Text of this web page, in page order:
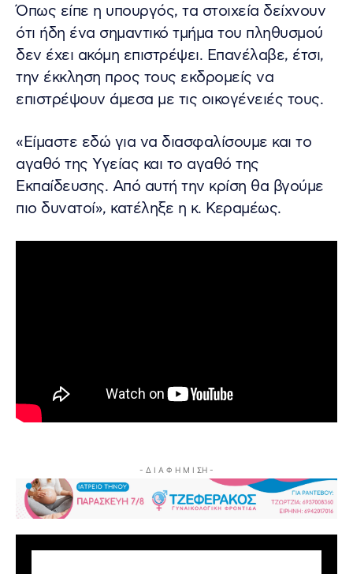
Όπως είπε η υπουργός, τα στοιχεία δείχνουν
ότι ήδη ένα σημαντικό τμήμα του πληθυσμού
δεν έχει ακόμη επιστρέψει. Επανέλαβε, έτσι,
την έκκληση προς τους εκδρομείς να
επιστρέψουν άμεσα με τις οικογένειές τους.
«Είμαστε εδώ για να διασφαλίσουμε και το
αγαθό της Υγείας και το αγαθό της
Εκπαίδευσης. Από αυτή την κρίση θα βγούμε
πιο δυνατοί», κατέληξε η κ. Κεραμέως.
- Δ Ι Α Φ Η Μ Ι ΣΗ -